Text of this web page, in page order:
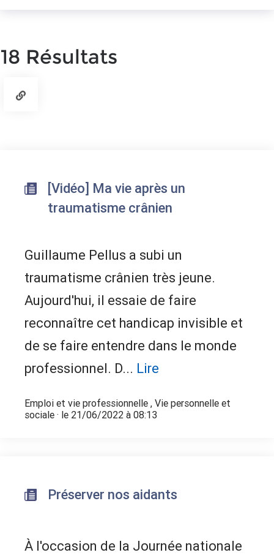
18 Résultats
[Vidéo] Ma vie après un
traumatisme crânien
Guillaume Pellus a subi un
traumatisme crânien très jeune.
Aujourd'hui, il essaie de faire
reconnaître cet handicap invisible et
de se faire entendre dans le monde
professionnel. D... Lire
Emploi et vie professionnelle , Vie personnelle et
sociale · le 21/06/2022 à 08:13
Préserver nos aidants
À l'occasion de la Journée nationale